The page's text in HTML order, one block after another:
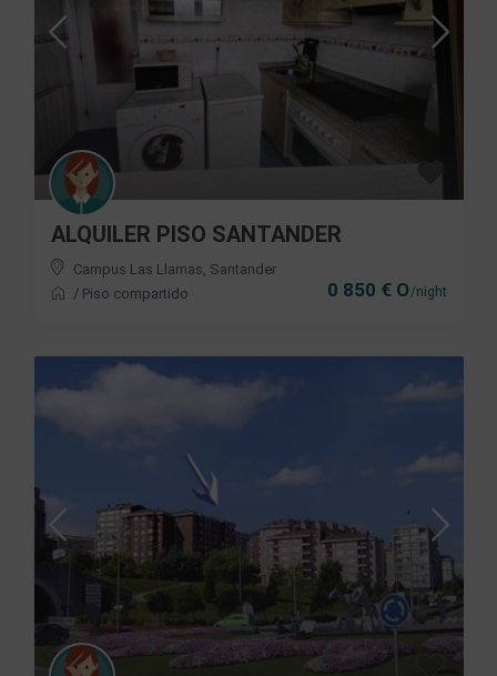
0 850 € O/night
ALQUILER PISO SANTANDER
Campus Las Llamas Santander
/ Piso compartido